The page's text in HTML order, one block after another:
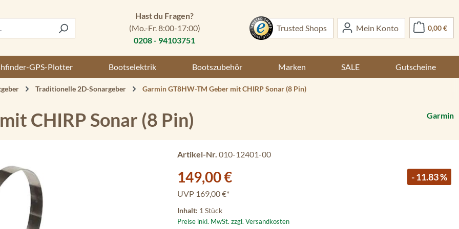
Hast du Fragen?
(Mo.-Fr. 8:00-17:00)
0208 - 94103751
Trusted Shops Mein Konto 0,00 €
GPS-Plotter Bootselektrik Bootszubehör Marken SALE Gutscheine
Traditionelle 2D-Sonargeber Garmin GT8HW-TM Geber mit CHIRP Sonar (8 Pin)
CHIRP Sonar (8 Pin) Garmin
Artikel-Nr. 010-12401-00
Verkaufspreis:
149,00 € - 11.83 %
UVP 169,00 €*
Inhalt: 1 Stück
Preise inkl. MwSt. zzgl. Versandkosten